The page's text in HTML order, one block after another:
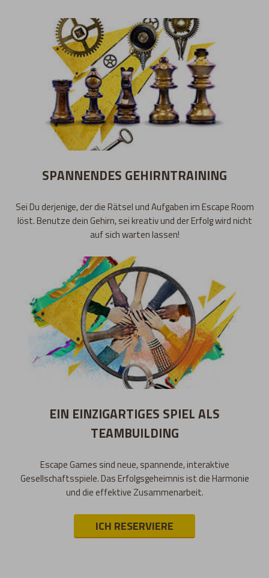
SPANNENDES GEHIRNTRAINING
Sei Du derjenige, der die Rätsel und Aufgaben im Escape Room
löst. Benutze dein Gehirn, sei kreativ und der Erfolg wird nicht
auf sich warten lassen!
EIN EINZIGARTIGES SPIEL ALS
TEAMBUILDING
Escape Games sind neue, spannende, interaktive
Gesellschaftsspiele. Das Erfolgsgeheimnis ist die Harmonie
und die effektive Zusammenarbeit.
ICH RESERVIERE